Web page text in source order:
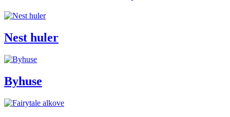
Nest huler
Byhuse